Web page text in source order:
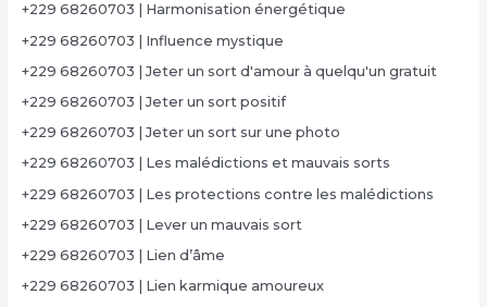
+229 68260703 | Harmonisation énergétique
+229 68260703 | Influence mystique
+229 68260703 | Jeter un sort d'amour à quelqu'un gratuit
+229 68260703 | Jeter un sort positif
+229 68260703 | Jeter un sort sur une photo
+229 68260703 | Les malédictions et mauvais sorts
+229 68260703 | Les protections contre les malédictions
+229 68260703 | Lever un mauvais sort
+229 68260703 | Lien d’âme
+229 68260703 | Lien karmique amoureux